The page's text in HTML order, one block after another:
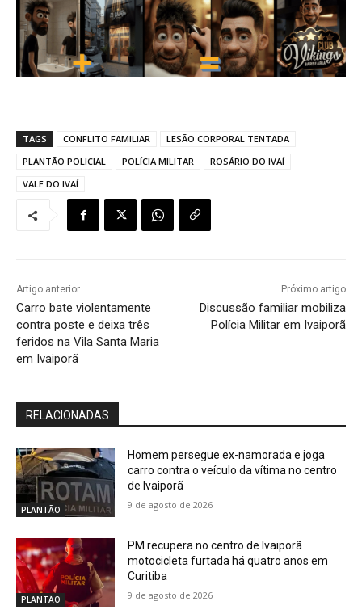
TAGS CONFLITO FAMILIAR
LESÃO CORPORAL TENTADA
PLANTÃO POLICIAL
POLÍCIA MILITAR
ROSÁRIO DO IVAÍ
VALE DO IVAÍ
Artigo anterior
Carro bate violentamente
contra poste e deixa três
feridos na Vila Santa Maria
em Ivaiporã
Próximo artigo
Discussão familiar mobiliza
Polícia Militar em Ivaiporã
RELACIONADAS
PLANTÃO
Homem persegue ex-namorada e joga
carro contra o veículo da vítima no centro
de Ivaiporã
9 de agosto de 2026
PLANTÃO
PM recupera no centro de Ivaiporã
motocicleta furtada há quatro anos em
Curitiba
9 de agosto de 2026